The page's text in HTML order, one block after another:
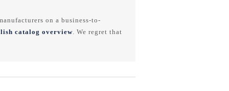
on a business-to-
catalog overview. We regret that